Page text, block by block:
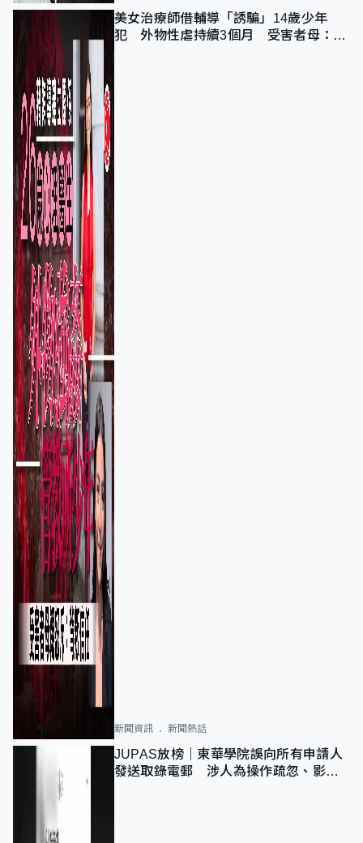
美女治療師借輔導「誘騙」14歲少年
犯 外物性虐持續3個月 受害者母：要
新聞資訊 新聞熱話
JUPAS放榜｜東華學院誤向所有申請人
發送取錄電郵 涉人為操作疏忽、影響